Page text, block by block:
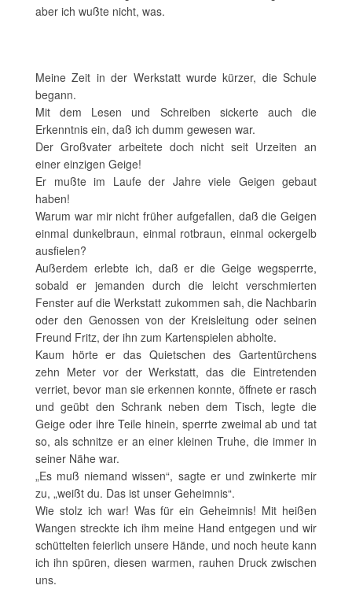
aber ich wußte nicht, was.
Meine Zeit in der Werkstatt wurde kürzer, die Schule
begann.
Mit dem Lesen und Schreiben sickerte auch die
Erkenntnis ein, daß ich dumm gewesen war.
Der Großvater arbeitete doch nicht seit Urzeiten an
einer einzigen Geige!
Er mußte im Laufe der Jahre viele Geigen gebaut
haben!
Warum war mir nicht früher aufgefallen, daß die Geigen
einmal dunkelbraun, einmal rotbraun, einmal ockergelb
ausfielen?
Außerdem erlebte ich, daß er die Geige wegsperrte,
sobald er jemanden durch die leicht verschmierten
Fenster auf die Werkstatt zukommen sah, die Nachbarin
oder den Genossen von der Kreisleitung oder seinen
Freund Fritz, der ihn zum Kartenspielen abholte.
Kaum hörte er das Quietschen des Gartentürchens
zehn Meter vor der Werkstatt, das die Eintretenden
verriet, bevor man sie erkennen konnte, öffnete er rasch
und geübt den Schrank neben dem Tisch, legte die
Geige oder ihre Teile hinein, sperrte zweimal ab und tat
so, als schnitze er an einer kleinen Truhe, die immer in
seiner Nähe war.
„Es muß niemand wissen“, sagte er und zwinkerte mir
zu, „weißt du. Das ist unser Geheimnis“.
Wie stolz ich war! Was für ein Geheimnis! Mit heißen
Wangen streckte ich ihm meine Hand entgegen und wir
schüttelten feierlich unsere Hände, und noch heute kann
ich ihn spüren, diesen warmen, rauhen Druck zwischen
uns.